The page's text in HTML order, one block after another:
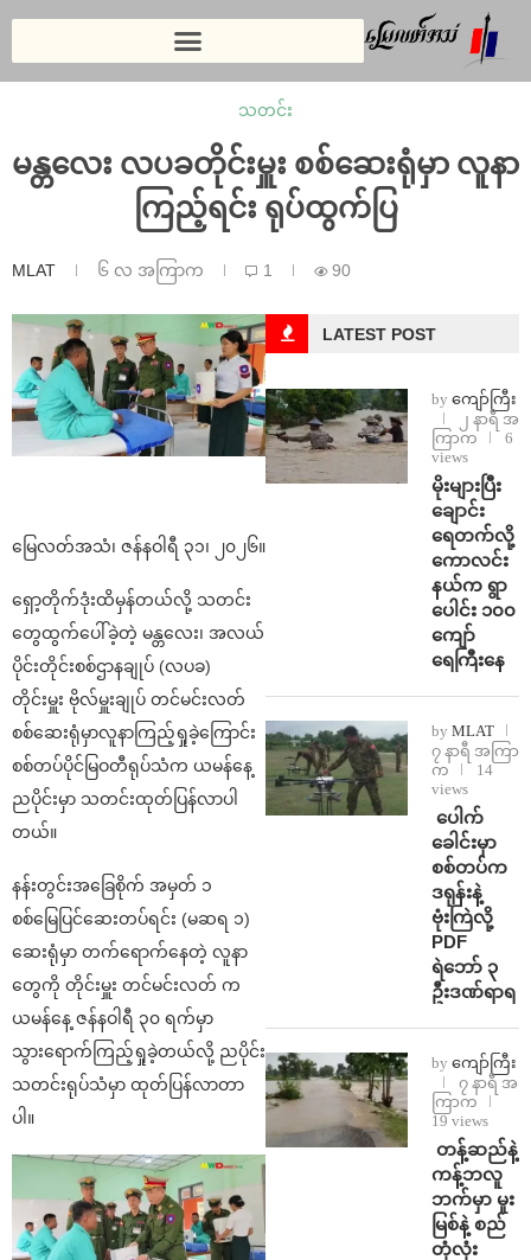
သတင်း
မန္တလေး လပခတိုင်းမှူး စစ်ဆေးရုံမှာ လူနာ
ကြည့်ရင်း ရုပ်ထွက်ပြ
MLAT ၆ လ အကြာက 1 90
မြေလတ်အသံ၊ ဇန်နဝါရီ ၃၁၊ ၂၀၂၆။
ရှော့တိုက်ဒုံးထိမှန်တယ်လို့ သတင်း
တွေထွက်ပေါ်ခဲ့တဲ့ မန္တလေး၊ အလယ်
ပိုင်းတိုင်းစစ်ဌာနချုပ် (လပခ)
တိုင်းမှူး ဗိုလ်မှူးချုပ် တင်မင်းလတ်
စစ်ဆေးရုံမှာလူနာကြည့်ရှုခဲ့ကြောင်း
စစ်တပ်ပိုင်မြဝတီရုပ်သံက ယမန်နေ့
ညပိုင်းမှာ သတင်းထုတ်ပြန်လာပါ
တယ်။
နန်းတွင်းအခြေစိုက် အမှတ် ၁
စစ်မြေပြင်ဆေးတပ်ရင်း (မဆရ ၁)
ဆေးရုံမှာ တက်ရောက်နေတဲ့ လူနာ
တွေကို တိုင်းမှူး တင်မင်းလတ် က
ယမန်နေ့ ဇန်နဝါရီ ၃၀ ရက်မှာ
သွားရောက်ကြည့်ရှုခဲ့တယ်လို့ ညပိုင်း
သတင်းရုပ်သံမှာ ထုတ်ပြန်လာတာ
ပါ။
LATEST POST
by ကျော်ကြီး
၂ နာရီ အ
ကြာက
6
views
⁨မိုးများပြီး
ချောင်း
ရေတက်လို့
ကောလင်း
နယ်က ရွာ
ပေါင်း ၁၀၀
ကျော်
ရေကြီးနေ
by MLAT
၇ နာရီ အကြာ
က
14
views
⁩ ⁨ပေါက်
ခေါင်းမှာ
စစ်တပ်က
ဒရုန်းနဲ့
ဗုံးကြဲလို့
PDF
ရဲဘော် ၃
ဦးဒဏ်ရာရ
by ကျော်ကြီး
၇ နာရီ အ
ကြာက
19 views
⁩ ⁨တန့်ဆည်နဲ့
ကန့်ဘလူ
ဘက်မှာ မူး
မြစ်နဲ့ စည်
တုံလုံး